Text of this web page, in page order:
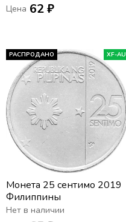
Цена 62 ₽
РАСПРОДАНО XF-AU
Монета 25 сентимо 2019
Филиппины
Нет в наличии